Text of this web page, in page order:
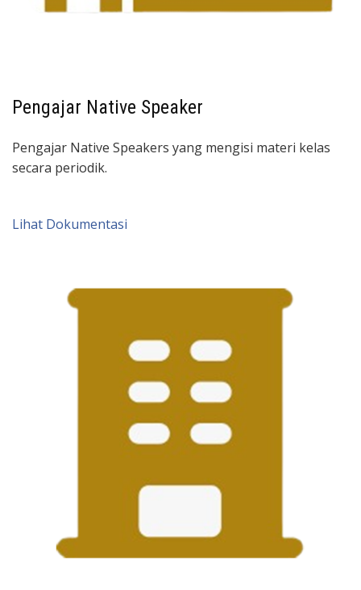
Pengajar Native Speaker
Pengajar Native Speakers yang mengisi materi kelas
secara periodik.
Lihat Dokumentasi